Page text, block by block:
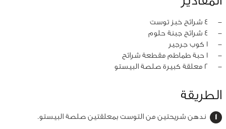
‏-
4 شرائح خبز توست
‏-
4 شرائح جبنة حلوم
‏-
1 كوب جرجير
‏-
1 حبة طماطم مقطعة شرائح
‏-
2 معلقة كبيرة صلصة البيستو
الطريقة
ندهن شريحتين من التوست بمعلقتين صلصة البيستو.